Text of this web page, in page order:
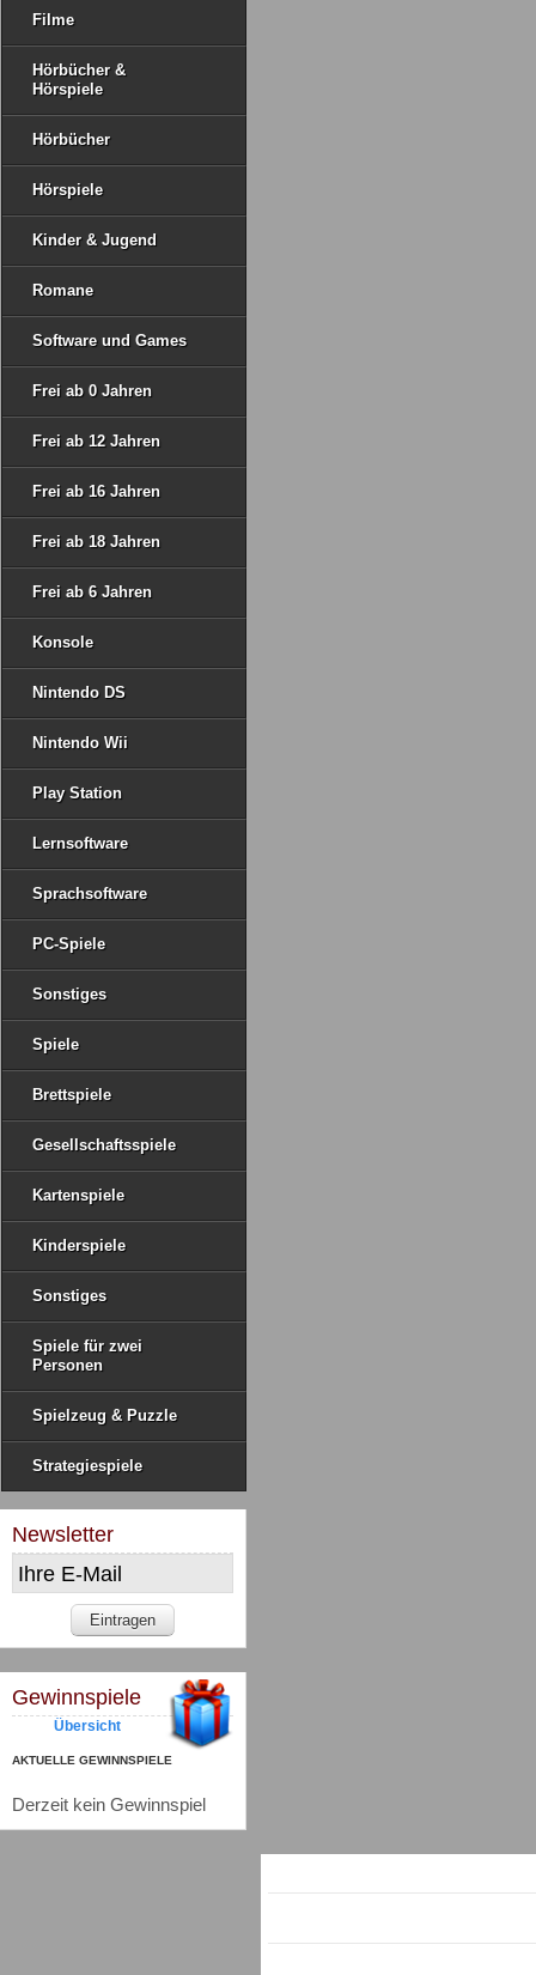
Filme
Hörbücher &
Hörspiele
Hörbücher
Hörspiele
Kinder & Jugend
Romane
Software und Games
Frei ab 0 Jahren
Frei ab 12 Jahren
Frei ab 16 Jahren
Frei ab 18 Jahren
Frei ab 6 Jahren
Konsole
Nintendo DS
Nintendo Wii
Play Station
Lernsoftware
Sprachsoftware
PC-Spiele
Sonstiges
Spiele
Brettspiele
Gesellschaftsspiele
Kartenspiele
Kinderspiele
Sonstiges
Spiele für zwei
Personen
Spielzeug & Puzzle
Strategiespiele
Newsletter
Gewinnspiele
Übersicht
AKTUELLE GEWINNSPIELE
Derzeit kein Gewinnspiel